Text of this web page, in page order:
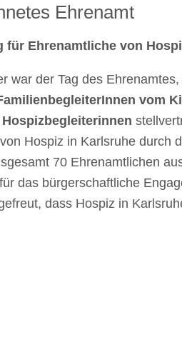
Ehrenamt
für Ehrenamtliche von
war der Tag des
vom
Hospiz in Karlsruhe durch
70 Ehrenamtlichen
das bürgerschaftliche
dass Hospiz in